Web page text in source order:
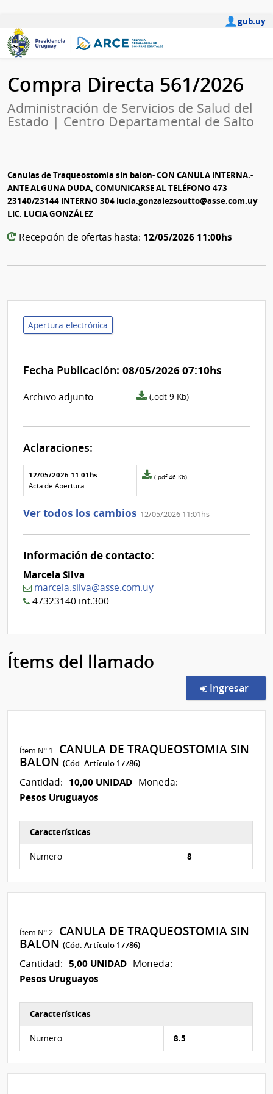
gub.uy
Compra Directa 561/2026
Administración de Servicios de Salud del
Estado | Centro Departamental de Salto
Canulas de Traqueostomia sin balon- CON CANULA INTERNA.-
ANTE ALGUNA DUDA, COMUNICARSE AL TELÉFONO 473
23140/23144 INTERNO 304 lucia.gonzalezsoutto@asse.com.uy
LIC. LUCIA GONZÁLEZ
Recepción de ofertas hasta: 12/05/2026 11:00hs
Apertura electrónica
Fecha Publicación: 08/05/2026 07:10hs
Archivo adjunto
archivo
(.odt 9 Kb)
Aclaraciones:
Aclaraciones del llamado
Fecha y
texto de
la
Archivo
de la
12/05/2026 11:01hs
Acta de Apertura
Archivo
de
aclaración
0
(.pdf 46 Kb)
Ver todos los cambios 12/05/2026 11:01hs
Información de contacto:
Marcela Silva
marcela.silva@asse.com.uy
47323140 int.300
Ítems del llamado
Ingresar
Ítem Nº 1
CANULA DE TRAQUEOSTOMIA SIN
BALON(Cód. Artículo 17786)
Cantidad: 10,00 UNIDAD Moneda:
Pesos Uruguayos
Características
Numero 8
Ítem Nº 2
CANULA DE TRAQUEOSTOMIA SIN
BALON(Cód. Artículo 17786)
Cantidad: 5,00 UNIDAD Moneda:
Pesos Uruguayos
Características
Numero 8.5